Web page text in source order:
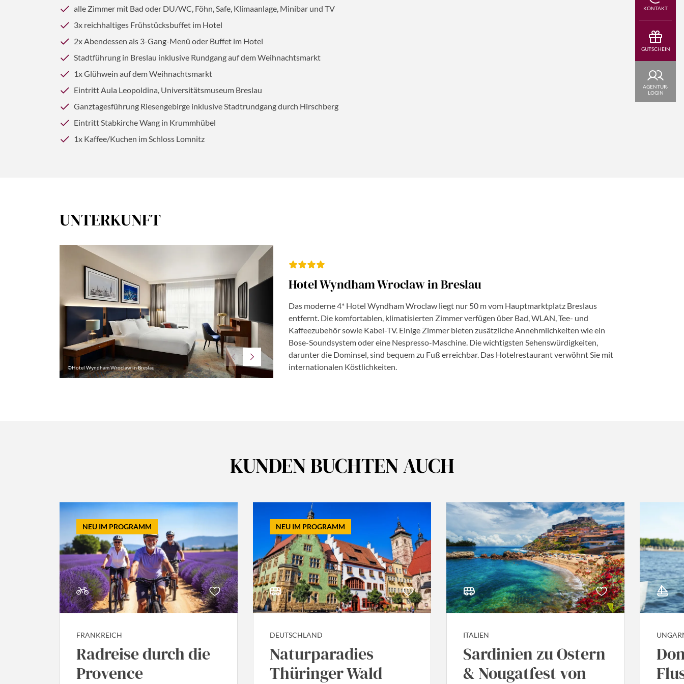
alle Zimmer mit Bad oder DU/WC, Föhn, Safe, Klimaanlage, Minibar und TV
3x reichhaltiges Frühstücksbuffet im Hotel
2x Abendessen als 3-Gang-Menü oder Buffet im Hotel
Stadtführung in Breslau inklusive Rundgang auf dem Weihnachtsmarkt
1x Glühwein auf dem Weihnachtsmarkt
Eintritt Aula Leopoldina, Universitätsmuseum Breslau
Ganztagesführung Riesengebirge inklusive Stadtrundgang durch Hirschberg
Eintritt Stabkirche Wang in Krummhübel
1x Kaffee/Kuchen im Schloss Lomnitz
UNTERKUNFT
©Hotel Wyndham Wroclaw in Breslau ©Hotel Wyndham Wroclaw in Breslau
Hotel Wyndham Wroclaw in Breslau
Das moderne 4* Hotel Wyndham Wroclaw liegt nur 50 m vom Hauptmarktplatz Breslaus
entfernt. Die komfortablen, klimatisierten Zimmer verfügen über Bad, WLAN, Tee- und
Kaffeezubehör sowie Kabel-TV. Einige Zimmer bieten zusätzliche Annehmlichkeiten wie ein
Bose-Soundsystem oder eine Nespresso-Maschine. Die wichtigsten Sehenswürdigkeiten,
darunter die Dominsel, sind bequem zu Fuß erreichbar. Das Hotelrestaurant verwöhnt Sie mit
internationalen Köstlichkeiten.
KUNDEN BUCHTEN AUCH
NEU IM PROGRAMM
FRANKREICH
Radreise durch die
Provence
NEU IM PROGRAMM
DEUTSCHLAND
Naturparadies
Thüringer Wald
ITALIEN
Sardinien zu Ostern
& Nougatfest von
KONTAKT
GUTSCHEIN
AGENTUR-
LOGIN